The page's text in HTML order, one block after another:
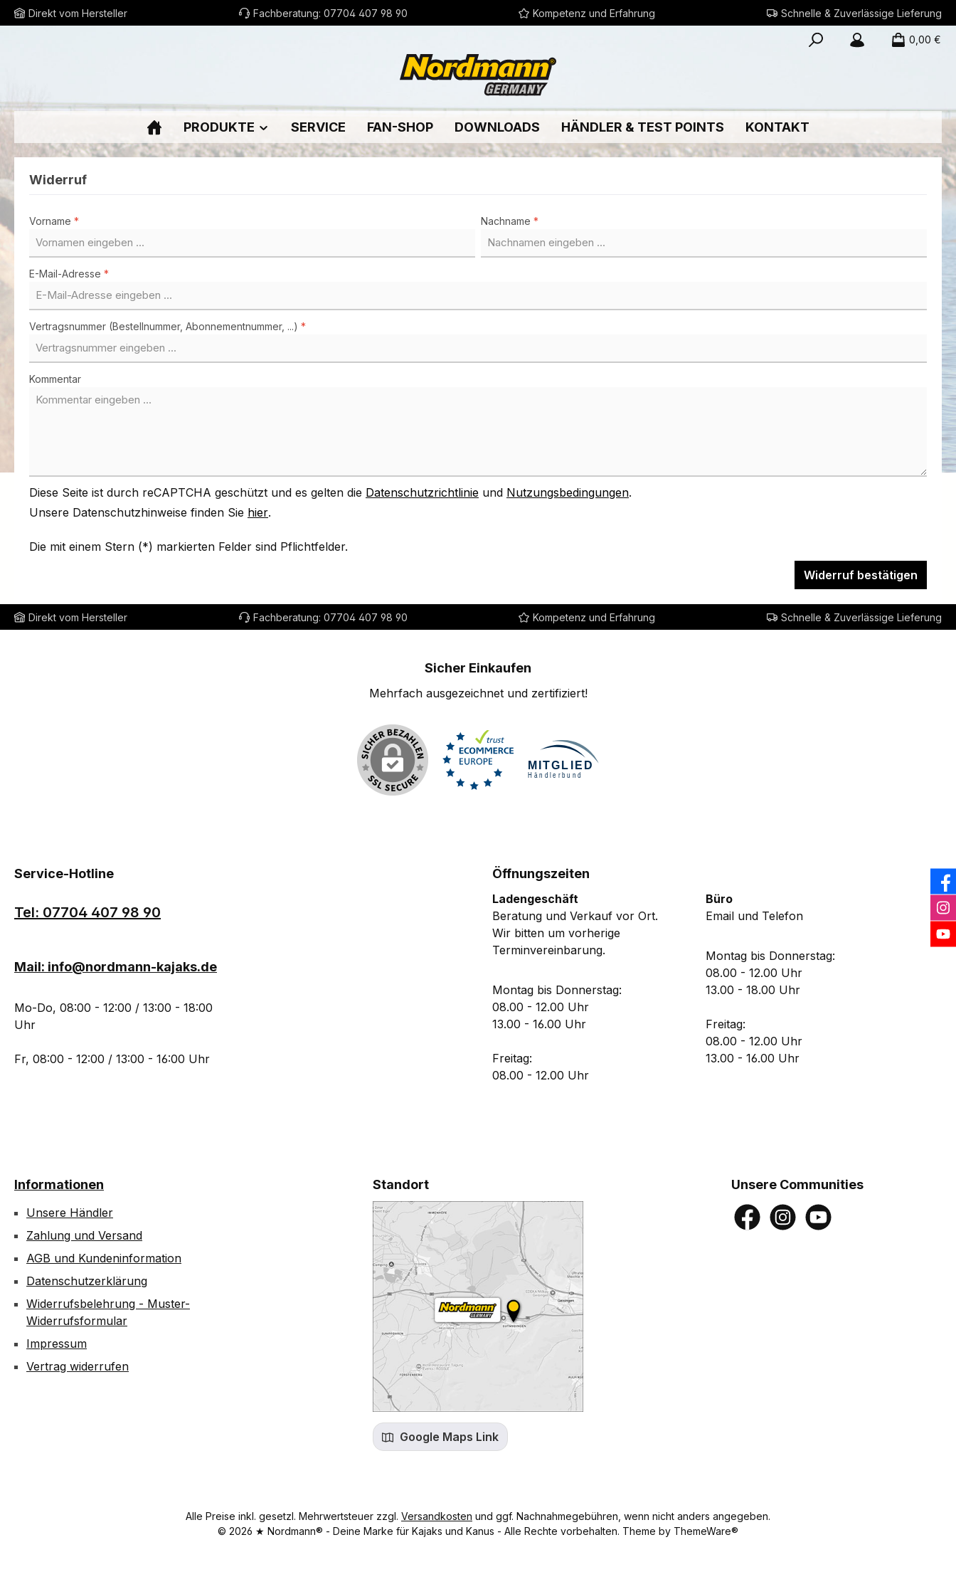
Hauptinhalt springen
Zur Suche springen
Zur Hauptnavigation springen
Direkt vom Hersteller Fachberatung: 07704 407 98 90 Kompetenz und Erfahrung Schnelle & Zuverlässige Lieferung
0,00 €
PRODUKTE SERVICE FAN-SHOP DOWNLOADS HÄNDLER & TEST POINTS KONTAKT
Widerruf
Vorname * Nachname *
E-Mail-Adresse *
Vertragsnummer (Bestellnummer, Abonnementnummer, ...) *
Kommentar
Diese Seite ist durch reCAPTCHA geschützt und es gelten die Datenschutzrichtlinie und Nutzungsbedingungen.
Unsere Datenschutzhinweise finden Sie hier.
Die mit einem Stern (*) markierten Felder sind Pflichtfelder.
Widerruf bestätigen
Direkt vom Hersteller Fachberatung: 07704 407 98 90 Kompetenz und Erfahrung Schnelle & Zuverlässige Lieferung
Sicher Einkaufen
Mehrfach ausgezeichnet und zertifiziert!
Service-Hotline
Tel: 07704 407 98 90
Mail: info@nordmann-kajaks.de
Mo-Do, 08:00 - 12:00 / 13:00 - 18:00
Uhr
Fr, 08:00 - 12:00 / 13:00 - 16:00 Uhr
Öffnungszeiten
Ladengeschäft
Beratung und Verkauf vor Ort.
Wir bitten um vorherige
Terminvereinbarung.
Montag bis Donnerstag:
08.00 - 12.00 Uhr
13.00 - 16.00 Uhr
Freitag:
08.00 - 12.00 Uhr
Büro
Email und Telefon
Montag bis Donnerstag:
08.00 - 12.00 Uhr
13.00 - 18.00 Uhr
Freitag:
08.00 - 12.00 Uhr
13.00 - 16.00 Uhr
Informationen
Unsere Händler
Zahlung und Versand
AGB und Kundeninformation
Datenschutzerklärung
Widerrufsbelehrung - Muster-
Widerrufsformular
Impressum
Vertrag widerrufen
Standort
Google Maps Link
Unsere Communities
FacebookInstagramYouTube
Alle Preise inkl. gesetzl. Mehrwertsteuer zzgl. Versandkosten und ggf. Nachnahmegebühren, wenn nicht anders angegeben.
© 2026 ★ Nordmann® - Deine Marke für Kajaks und Kanus - Alle Rechte vorbehalten. Theme by ThemeWare®